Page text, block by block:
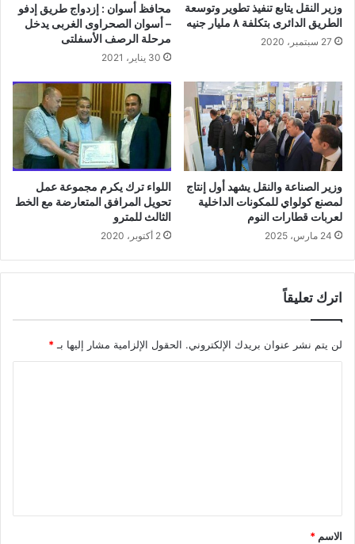
وزير النقل يتابع تنفيذ تطوير وتوسعة
الطريق الدائرى بتكلفة ٨ مليار جنيه
27 سبتمبر، 2020
محافظ أسوان : إزدواج طريق إدفو
– أسوان الصحراوى الغربى يدخل
مرحلة الرصف الأسفلتى
30 يناير، 2021
وزير الصناعة والنقل يشهد أول إنتاج
لمصنع كولواي للمكونات الداخلية
لعربات قطارات النوم
24 مارس، 2025
اللواء ترك يكرم مجموعة عمل
تحويل المرافق المتعارضة مع الخط
الثالث للمترو
2 أكتوبر، 2020
اترك تعليقاً
لن يتم نشر عنوان بريدك الإلكتروني. الحقول الإلزامية مشار إليها بـ *
ق
*
الاسم *